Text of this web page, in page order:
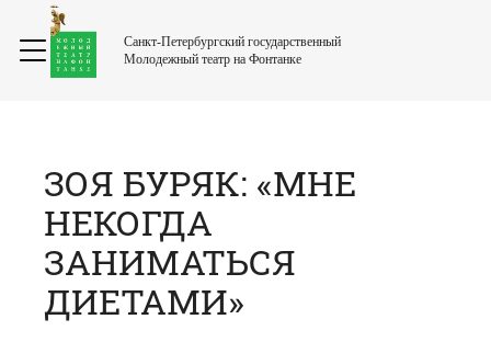
Санкт-Петербургский государственный
Молодежный театр на Фонтанке
ЗОЯ БУРЯК: «МНЕ
НЕКОГДА
ЗАНИМАТЬСЯ
ДИЕТАМИ»